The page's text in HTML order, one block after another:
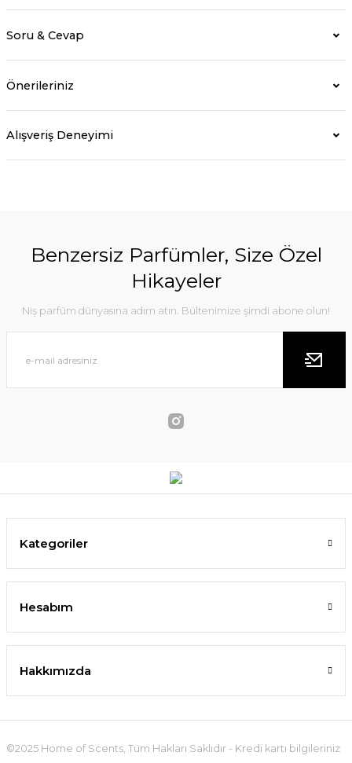
Soru & Cevap
Önerileriniz
Alışveriş Deneyimi
Benzersiz Parfümler, Size Özel
Hikayeler
Niş parfüm dünyasına adım atın. Bültenimize şimdi abone olun!
Kategoriler
Hesabım
Hakkımızda
©2025 Home of Scents, Tüm Hakları Saklıdır - Kredi kartı bilgileriniz